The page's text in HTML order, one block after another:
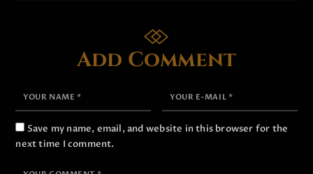
Add Comment
Save my name, email, and website in this browser for the
next time I comment.